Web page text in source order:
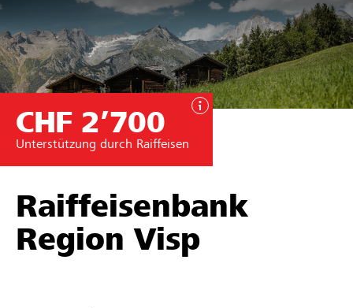
Unterstützen
Hilfe & Support
Partner / Raiffeisenbank
Projekte und Organisationen finden
Jetzt starten
CHF 2’700
Unterstützung durch Raiffeisen
Raiffeisenbank
Region Visp